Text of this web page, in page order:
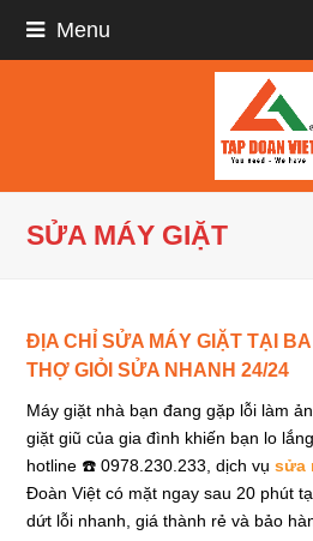
Menu
SỬA MÁY GIẶT
ĐỊA CHỈ SỬA MÁY GIẶT TẠI
THỢ GIỎI SỬA NHANH 24/24
Máy giặt nhà bạn đang gặp lỗi làm
giặt giũ của gia đình khiến bạn lo
hotline ☎️ 0978.230.233, dịch vụsửa
Đoàn Việt có mặt ngay sau 20 phút
dứt lỗi nhanh, giá thành rẻ và bảo